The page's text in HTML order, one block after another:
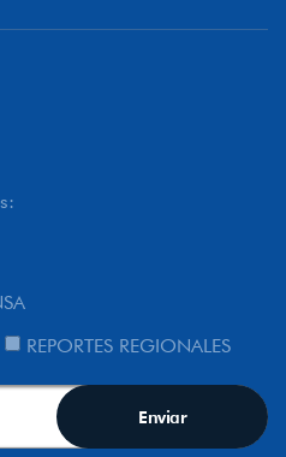
REPORTES REGIONALES